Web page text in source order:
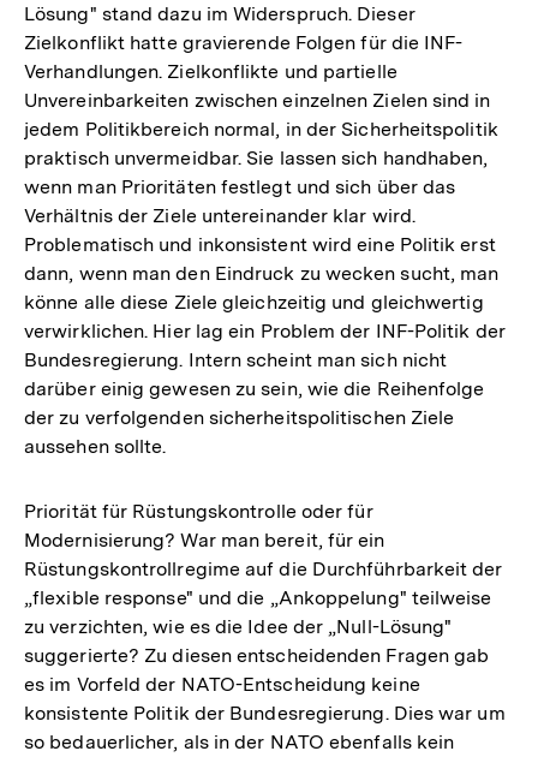
Lösung" stand dazu im Widerspruch. Dieser
Zielkonflikt hatte gravierende Folgen für die INF-
Verhandlungen. Zielkonflikte und partielle
Unvereinbarkeiten zwischen einzelnen Zielen sind in
jedem Politikbereich normal, in der Sicherheitspolitik
praktisch unvermeidbar. Sie lassen sich handhaben,
wenn man Prioritäten festlegt und sich über das
Verhältnis der Ziele untereinander klar wird.
Problematisch und inkonsistent wird eine Politik erst
dann, wenn man den Eindruck zu wecken sucht, man
könne alle diese Ziele gleichzeitig und gleichwertig
verwirklichen. Hier lag ein Problem der INF-Politik der
Bundesregierung. Intern scheint man sich nicht
darüber einig gewesen zu sein, wie die Reihenfolge
der zu verfolgenden sicherheitspolitischen Ziele
aussehen sollte.
Priorität für Rüstungskontrolle oder für
Modernisierung? War man bereit, für ein
Rüstungskontrollregime auf die Durchführbarkeit der
„flexible response" und die „Ankoppelung" teilweise
zu verzichten, wie es die Idee der „Null-Lösung"
suggerierte? Zu diesen entscheidenden Fragen gab
es im Vorfeld der NATO-Entscheidung keine
konsistente Politik der Bundesregierung. Dies war um
so bedauerlicher, als in der NATO ebenfalls kein